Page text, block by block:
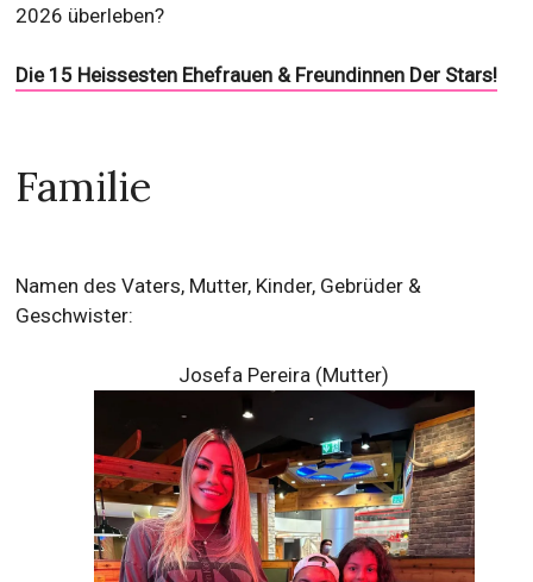
2026 überleben?
Die 15 Heissesten Ehefrauen & Freundinnen Der Stars!
Familie
Namen des Vaters, Mutter, Kinder, Gebrüder &
Geschwister:
Josefa Pereira (Mutter)